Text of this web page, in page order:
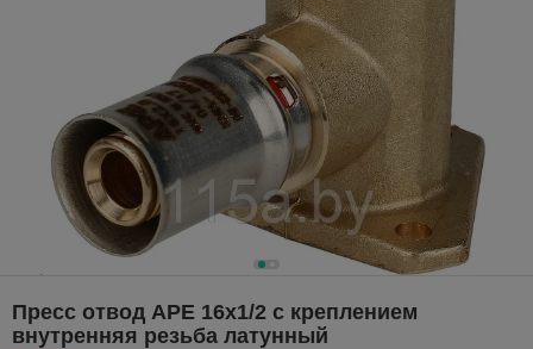
Пресс отвод APE 16х1/2 с креплением
внутренняя резьба латунный